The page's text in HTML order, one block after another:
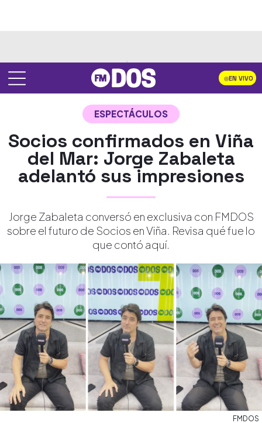
EN VIVO
ESPECTÁCULOS
Socios confirmados en Viña
del Mar: Jorge Zabaleta
adelantó sus impresiones
Jorge Zabaleta conversó en exclusiva con FMDOS
sobre el futuro de Socios en Viña. Revisa qué fue lo
que contó aquí.
FMDOS